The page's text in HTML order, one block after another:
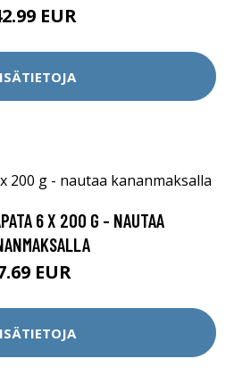
EUR
6 X 200 G - NAUTAA
EUR